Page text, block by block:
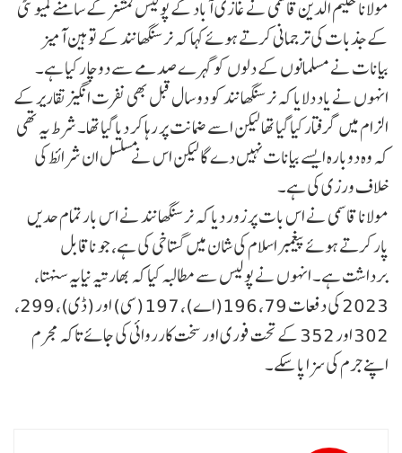
مولانا حکیم الدین قاسمی نے غازی آباد کے پولیس کمشنر کے سامنے کمیونٹی
کے جذبات کی ترجمانی کرتے ہوئے کہا کہ نرسنگھانند کے توہین آمیز
بیانات نے مسلمانوں کے دلوں کو گہرے صدمے سے دوچار کیا ہے۔
انہوں نے یاد دلایا کہ نرسنگھانند کو دو سال قبل بھی نفرت انگیز تقاریر کے
الزام میں گرفتار کیا گیا تھا لیکن اسے ضمانت پر رہا کر دیا گیا تھا۔ شرط یہ تھی
کہ وہ دوبارہ ایسے بیانات نہیں دے گا لیکن اس نے مسلسل ان شرائط کی
خلاف ورزی کی ہے۔
مولانا قاسمی نے اس بات پر زور دیا کہ نرسنگھانند نے اس بار تمام حدیں
پار کرتے ہوئے پیغمبر اسلام کی شان میں گستاخی کی ہے، جو ناقابل
برداشت ہے۔ انہوں نے پولیس سے مطالبہ کیا کہ بھارتیہ نیایہ سنہتا،
2023 کی دفعات 79، 196(اے)، 197 (سی) اور (ڈی)، 299،
302 اور 352 کے تحت فوری اور سخت کارروائی کی جائے تاکہ مجرم
اپنے جرم کی سزا پا سکے۔